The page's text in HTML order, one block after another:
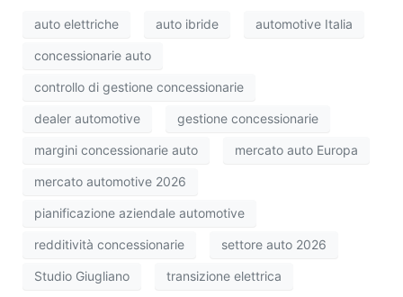
auto elettriche auto ibride automotive Italia
concessionarie auto
controllo di gestione concessionarie
dealer automotive gestione concessionarie
margini concessionarie auto mercato auto Europa
mercato automotive 2026
pianificazione aziendale automotive
redditività concessionarie settore auto 2026
Studio Giugliano transizione elettrica